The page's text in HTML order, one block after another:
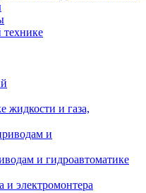
технике
жидкости и газа,
и
и гидроавтоматике
и электромонтера